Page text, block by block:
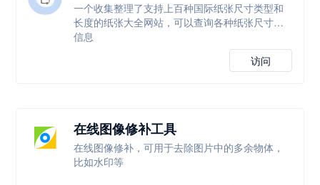
一个收集整理了支持上百种国际纸张尺寸类型和
长度的纸张大全网站，可以查询各种纸张尺寸等
信息
访问
在线图像修补工具
在线图像修补，可用于去除图片中的多余物体，
比如水印等